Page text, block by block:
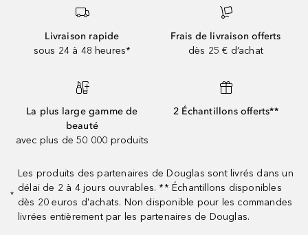
Livraison rapide
sous 24 à 48 heures*
Frais de livraison offerts
dès 25 € d’achat
La plus large gamme de
beauté
avec plus de 50 000 produits
2 Échantillons offerts**
*
Les produits des partenaires de Douglas sont livrés dans un
délai de 2 à 4 jours ouvrables. ** Échantillons disponibles
dès 20 euros d'achats. Non disponible pour les commandes
livrées entièrement par les partenaires de Douglas.